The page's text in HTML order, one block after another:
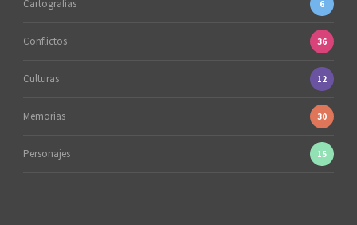
Cartografías 6
Conflictos 36
Culturas 12
Memorias 30
Personajes 15